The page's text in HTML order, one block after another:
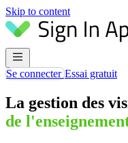
Skip to content
Se connecterEssai gratuit
La gestion des
de